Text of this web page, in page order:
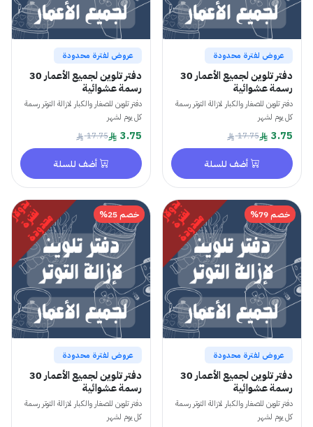
عروض لفترة محدودة
دفتر تلوين لجميع الأعمار 30
رسمة عشوائية
دفتر تلوين للصغار والكبار لازالة التوتر رسمة
كل يوم لشهر
3.75
17.75
أضف للسلة
عروض لفترة محدودة
دفتر تلوين لجميع الأعمار 30
رسمة عشوائية
دفتر تلوين للصغار والكبار لازالة التوتر رسمة
كل يوم لشهر
3.75
17.75
أضف للسلة
خصم 79%
عروض لفترة محدودة
دفتر تلوين لجميع الأعمار 30
رسمة عشوائية
دفتر تلوين للصغار والكبار لازالة التوتر رسمة
كل يوم لشهر
خصم 25%
عروض لفترة محدودة
دفتر تلوين لجميع الأعمار 30
رسمة عشوائية
دفتر تلوين للصغار والكبار لازالة التوتر رسمة
كل يوم لشهر